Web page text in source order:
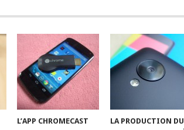
L’APP CHROMECAST
LA PRODUCTION DU